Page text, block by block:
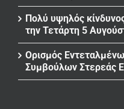
Πολύ υψηλός
την Τετάρτη 5
Ορισμός
Συμβούλων Στερεάς